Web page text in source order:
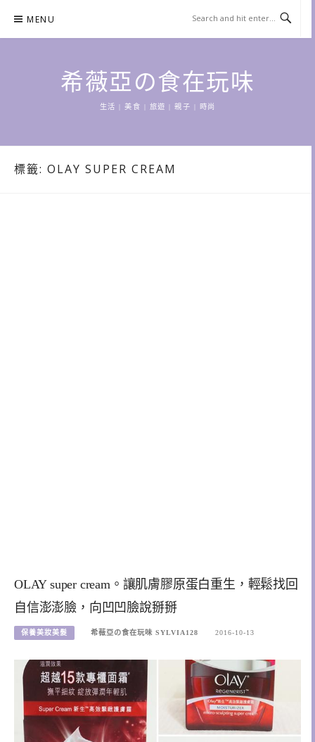
content
MENU
希薇亞の食在玩味
生活 | 美食 | 旅遊 | 親子 | 時尚
標籤: OLAY SUPER CREAM
OLAY super cream。讓肌膚膠原蛋白重生，輕鬆找回
自信澎澎臉，向凹凹臉說掰掰
保養美妝美髮 希薇亞の食在玩味 SYLVIA128 2016-10-13